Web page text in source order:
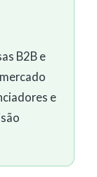
B2B e
e